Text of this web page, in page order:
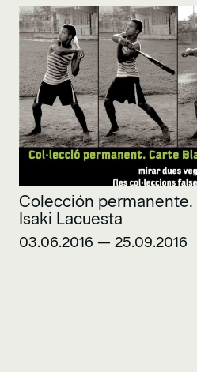
Colección permanente.
Isaki Lacuesta
03.06.2016 — 25.09.2016